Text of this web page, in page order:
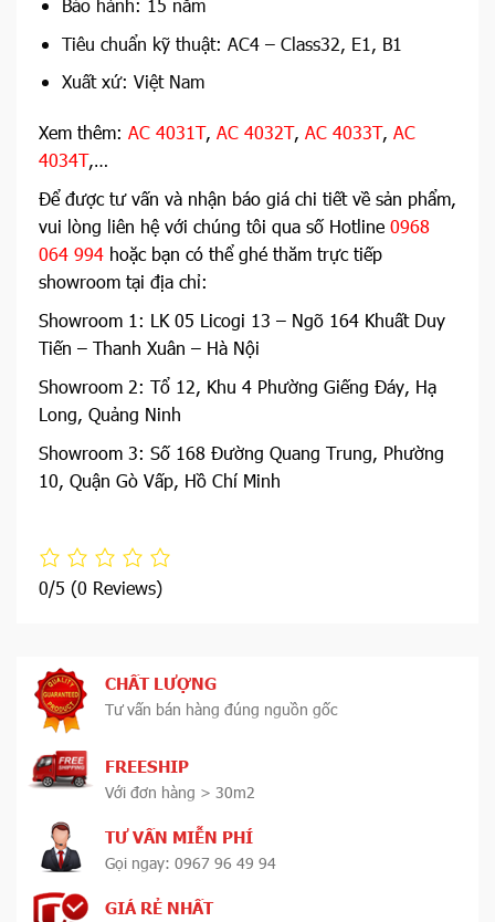
Bảo hành: 15 năm
Tiêu chuẩn kỹ thuật: AC4– Class32, E1, B1
Xuất xứ: Việt Nam
Xem thêm: AC 4031T, AC 4032T, AC 4033T, AC
4034T,…
Để được tư vấn và nhận báo giá chi tiết về sản phẩm,
vui lòng liên hệ với chúng tôi qua số Hotline 0968
064 994 hoặc bạn có thể ghé thăm trực tiếp
showroom tại địa chỉ:
Showroom 1: LK 05 Licogi 13 – Ngõ 164 Khuất Duy
Tiến – Thanh Xuân – Hà Nội
Showroom 2: Tổ 12, Khu 4 Phường Giếng Đáy, Hạ
Long, Quảng Ninh
Showroom 3: Số 168 Đường Quang Trung, Phường
10, Quận Gò Vấp, Hồ Chí Minh
0/5 (0 Reviews)
CHẤT LƯỢNG
Tư vấn bán hàng đúng nguồn gốc
FREESHIP
Với đơn hàng > 30m2
TƯ VẤN MIỄN PHÍ
Gọi ngay: 0967 96 49 94
GIÁ RẺ NHẤT